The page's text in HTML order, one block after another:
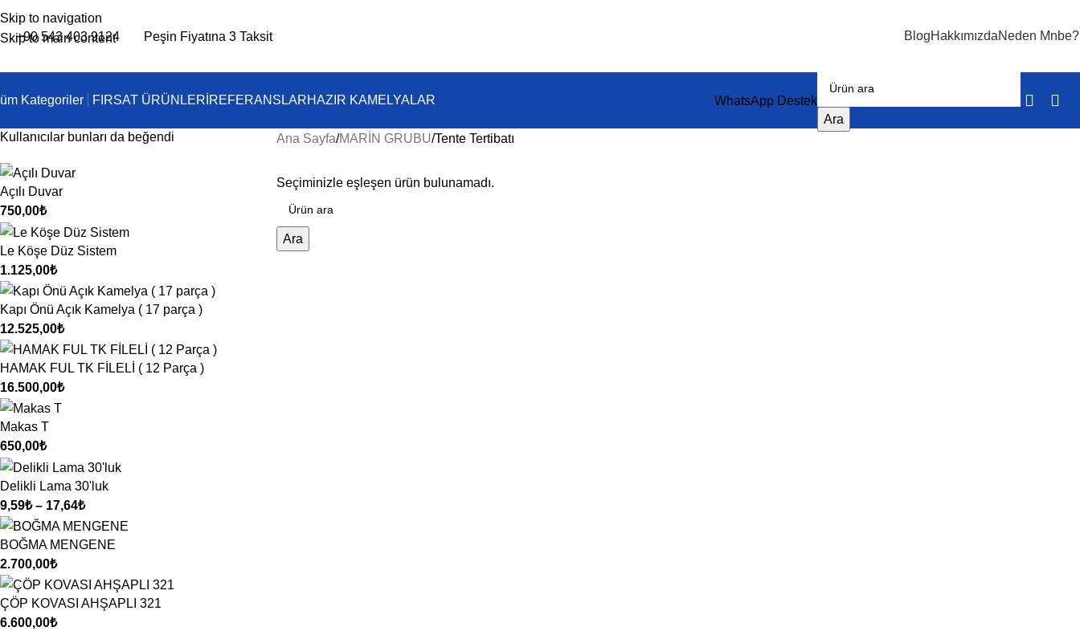
Skip to navigation
Skip to main content
+90 543 403 9124 Peşin Fiyatına 3 Taksit BlogHakkımızdaNeden Mnbe?
Kategoriler FIRSAT ÜRÜNLERİ REFERANSLARHAZIR KAMELYALAR
WhatsApp Destek
Ara
Kullanıcılar bunları da beğendi
Açılı Duvar
750,00₺
Le Köşe Düz Sistem
1.125,00₺
Kapı Önü Açık Kamelya ( 17 parça )
12.525,00₺
HAMAK FUL TK FİLELİ ( 12 Parça )
16.500,00₺
Makas T
650,00₺
Delikli Lama 30'luk
9,59₺ – 17,64₺
BOĞMA MENGENE
2.700,00₺
ÇÖP KOVASI AHŞAPLI 321
6.600,00₺
Ana Sayfa MARİN GRUBU Tente Tertibatı
Seçiminizle eşleşen ürün bulunamadı.
Ara